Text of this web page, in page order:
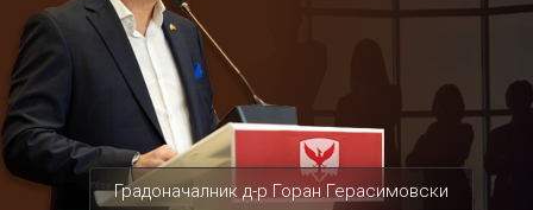
Градоначалник д-р Горан Герасимовски